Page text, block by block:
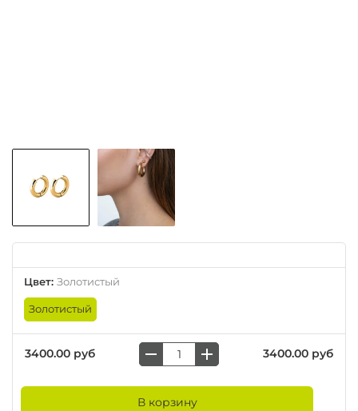
Цвет: Золотистый
Золотистый
3400.00 руб 3400.00 руб
В корзину